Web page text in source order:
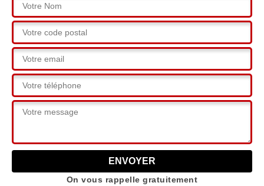
On vous rappelle gratuitement